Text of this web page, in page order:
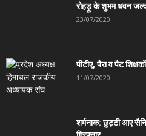
रोहड़ू के शुभम धवन
23/07/2020
पीटीए, पैरा व पैट
11/07/2020
शर्मनाक: छुट्टी आए